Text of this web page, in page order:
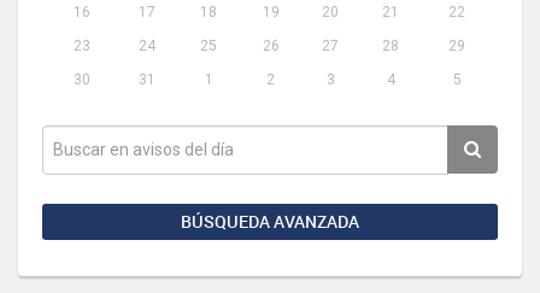
16
17 18 19 20 21
22
23
24 25 26 27 28
29
30
31 1 2 3 4 5
BÚSQUEDA AVANZADA